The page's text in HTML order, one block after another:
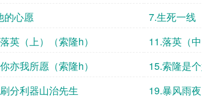
的心愿 7.生死一线
英（上）（索隆h） 11.落英（
亦我所愿（索隆h） 15.索隆是
分利器山治先生 19.暴风雨夜